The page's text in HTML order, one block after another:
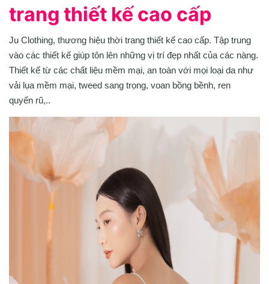
trang thiết kế cao cấp
Ju Clothing, thương hiệu thời trang thiết kế cao cấp. Tập trung
vào các thiết kế giúp tôn lên những vị trí đẹp nhất của các nàng.
Thiết kế từ các chất liệu mềm mại, an toàn với mọi loại da như
vải lụa mềm mại, tweed sang trọng, voan bồng bềnh, ren
quyến rũ,..